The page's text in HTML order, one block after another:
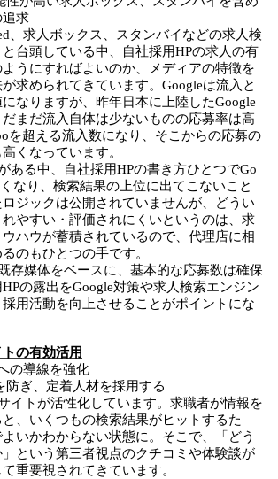
追求
、求人ボックス、スタンバイなどの求人検
台頭している中、自社採用HPの求人の有
うにすればよいのか、メディアの特徴を
求められてきています。Googleは流入と
なりますが、昨年日本に上陸したGoogle
まだ流入自体は少ないものの応募率は高
を超える流入数になり、そこからの応募の
くなっています。
ある中、自社採用HPの書き方ひとつでGo
なり、検索結果の上位に出てこないこと
ジックは公開されていませんが、どうい
やすい・評価されにくいというのは、求
ハウが蓄積されているので、代理店に相
のもひとつの手です。
存媒体をベースに、基本的な応募数は確保
の露出をGoogle対策や求人検索エンジン
用活動を向上させることがポイントにな
の有効活用
の導線を強化
ぎ、定着人材を採用する
イトが活性化しています。求職者が情報を
、いくつもの検索結果がヒットするた
いかわからない状態に。そこで、「どう
という第三者視点のクチコミや体験談が
重要視されてきています。